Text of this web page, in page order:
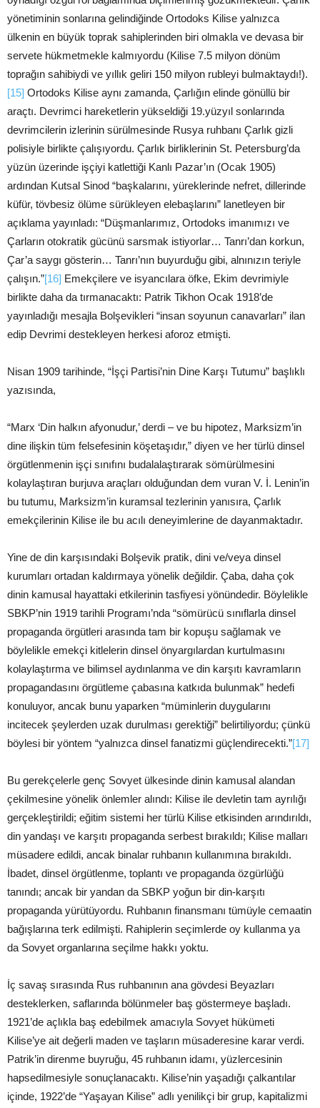
yönetiminin sonlarına gelindiğinde Ortodoks Kilise yalnızca
ülkenin en büyük toprak sahiplerinden biri olmakla ve devasa bir
servete hükmetmekle kalmıyordu (Kilise 7.5 milyon dönüm
toprağın sahibiydi ve yıllık geliri 150 milyon rubleyi bulmaktaydı!).
[15] Ortodoks Kilise aynı zamanda, Çarlığın elinde gönüllü bir
araçtı. Devrimci hareketlerin yükseldiği 19.yüzyıl sonlarında
devrimcilerin izlerinin sürülmesinde Rusya ruhbanı Çarlık gizli
polisiyle birlikte çalışıyordu. Çarlık birliklerinin St. Petersburg’da
yüzün üzerinde işçiyi katlettiği Kanlı Pazar’ın (Ocak 1905)
ardından Kutsal Sinod “başkalarını, yüreklerinde nefret, dillerinde
küfür, tövbesiz ölüme sürükleyen elebaşlarını” lanetleyen bir
açıklama yayınladı: “Düşmanlarımız, Ortodoks imanımızı ve
Çarların otokratik gücünü sarsmak istiyorlar… Tanrı’dan korkun,
Çar’a saygı gösterin… Tanrı’nın buyurduğu gibi, alnınızın teriyle
çalışın.”[16] Emekçilere ve isyancılara öfke, Ekim devrimiyle
birlikte daha da tırmanacaktı: Patrik Tikhon Ocak 1918’de
yayınladığı mesajla Bolşevikleri “insan soyunun canavarları” ilan
edip Devrimi destekleyen herkesi aforoz etmişti.
Nisan 1909 tarihinde, “İşçi Partisi’nin Dine Karşı Tutumu” başlıklı
yazısında,
“Marx ‘Din halkın afyonudur,’ derdi – ve bu hipotez, Marksizm’in
dine ilişkin tüm felsefesinin köşetaşıdır,” diyen ve her türlü dinsel
örgütlenmenin işçi sınıfını budalalaştırarak sömürülmesini
kolaylaştıran burjuva araçları olduğundan dem vuran V. İ. Lenin’in
bu tutumu, Marksizm’in kuramsal tezlerinin yanısıra, Çarlık
emekçilerinin Kilise ile bu acılı deneyimlerine de dayanmaktadır.
Yine de din karşısındaki Bolşevik pratik, dini ve/veya dinsel
kurumları ortadan kaldırmaya yönelik değildir. Çaba, daha çok
dinin kamusal hayattaki etkilerinin tasfiyesi yönündedir. Böylelikle
SBKP’nin 1919 tarihli Programı’nda “sömürücü sınıflarla dinsel
propaganda örgütleri arasında tam bir kopuşu sağlamak ve
böylelikle emekçi kitlelerin dinsel önyargılardan kurtulmasını
kolaylaştırma ve bilimsel aydınlanma ve din karşıtı kavramların
propagandasını örgütleme çabasına katkıda bulunmak” hedefi
konuluyor, ancak bunu yaparken “müminlerin duygularını
incitecek şeylerden uzak durulması gerektiği” belirtiliyordu; çünkü
böylesi bir yöntem “yalnızca dinsel fanatizmi güçlendirecekti.”[17]
Bu gerekçelerle genç Sovyet ülkesinde dinin kamusal alandan
çekilmesine yönelik önlemler alındı: Kilise ile devletin tam ayrılığı
gerçekleştirildi; eğitim sistemi her türlü Kilise etkisinden arındırıldı,
din yandaşı ve karşıtı propaganda serbest bırakıldı; Kilise malları
müsadere edildi, ancak binalar ruhbanın kullanımına bırakıldı.
İbadet, dinsel örgütlenme, toplantı ve propaganda özgürlüğü
tanındı; ancak bir yandan da SBKP yoğun bir din-karşıtı
propaganda yürütüyordu. Ruhbanın finansmanı tümüyle cemaatin
bağışlarına terk edilmişti. Rahiplerin seçimlerde oy kullanma ya
da Sovyet organlarına seçilme hakkı yoktu.
İç savaş sırasında Rus ruhbanının ana gövdesi Beyazları
desteklerken, saflarında bölünmeler baş göstermeye başladı.
1921’de açlıkla baş edebilmek amacıyla Sovyet hükümeti
Kilise’ye ait değerli maden ve taşların müsaderesine karar verdi.
Patrik’in direnme buyruğu, 45 ruhbanın idamı, yüzlercesinin
hapsedilmesiyle sonuçlanacaktı. Kilise’nin yaşadığı çalkantılar
içinde, 1922’de “Yaşayan Kilise” adlı yenilikçi bir grup, kapitalizmi